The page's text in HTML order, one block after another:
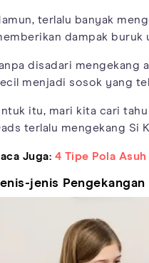
terlalu banyak
dampak buruk
disadari mengekang
menjadi sosok yang
itu, mari kita cari
terlalu mengekang Si
Juga: 4 Tipe Pola
jenis Pengekangan